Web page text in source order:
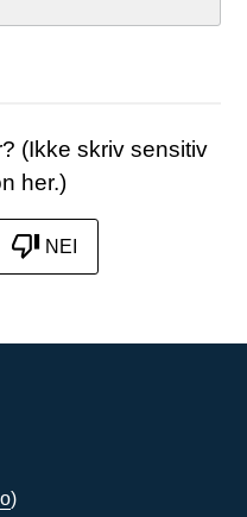
(Ikke skriv sensitiv
her.)
NEI
)